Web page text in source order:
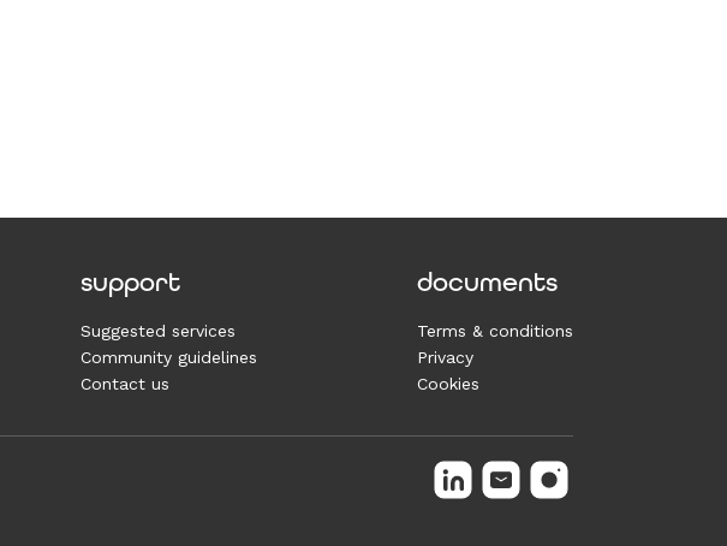
support
Suggested services
Community guidelines
Contact us
documents
Terms & conditions
Privacy
Cookies